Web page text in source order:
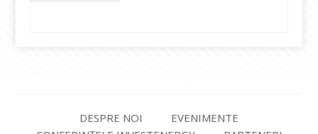
DESPRE NOI
EVENIMENTE